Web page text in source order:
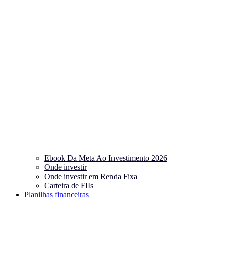
Ebook Da Meta Ao Investimento 2026
Onde investir
Onde investir em Renda Fixa
Carteira de FIIs
Planilhas financeiras